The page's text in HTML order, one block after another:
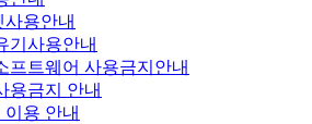
용안내
기사용안내
프트웨어 사용금지안내
용금지 안내
이용 안내